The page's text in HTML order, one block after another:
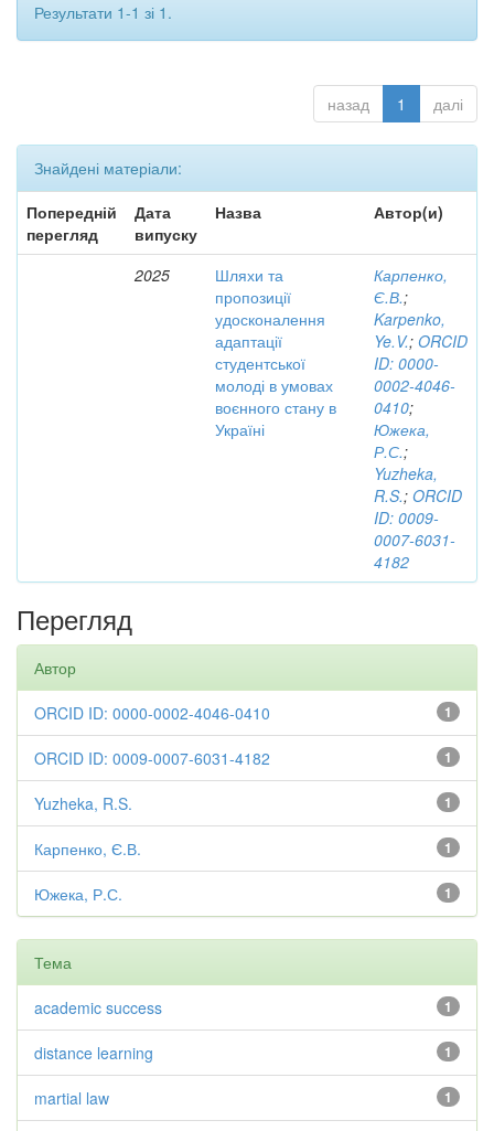
Результати 1-1 зі 1.
назад 1 далі
Знайдені матеріали:
Попередній
перегляд
Дата
випуску
Назва Автор(и)
2025
Шляхи та
пропозиції
удосконалення
адаптації
студентської
молоді в умовах
воєнного стану в
Україні
Карпенко,
Є.В.;
Karpenko,
Ye.V.; ORCID
ID: 0000-
0002-4046-
0410;
Южека,
Р.С.;
Yuzheka,
R.S.; ORCID
ID: 0009-
0007-6031-
4182
Перегляд
Автор
1
ORCID ID: 0000-0002-4046-0410
1
ORCID ID: 0009-0007-6031-4182
1
Yuzheka, R.S.
1
Карпенко, Є.В.
1
Южека, Р.С.
Тема
1
academic success
1
distance learning
1
martial law